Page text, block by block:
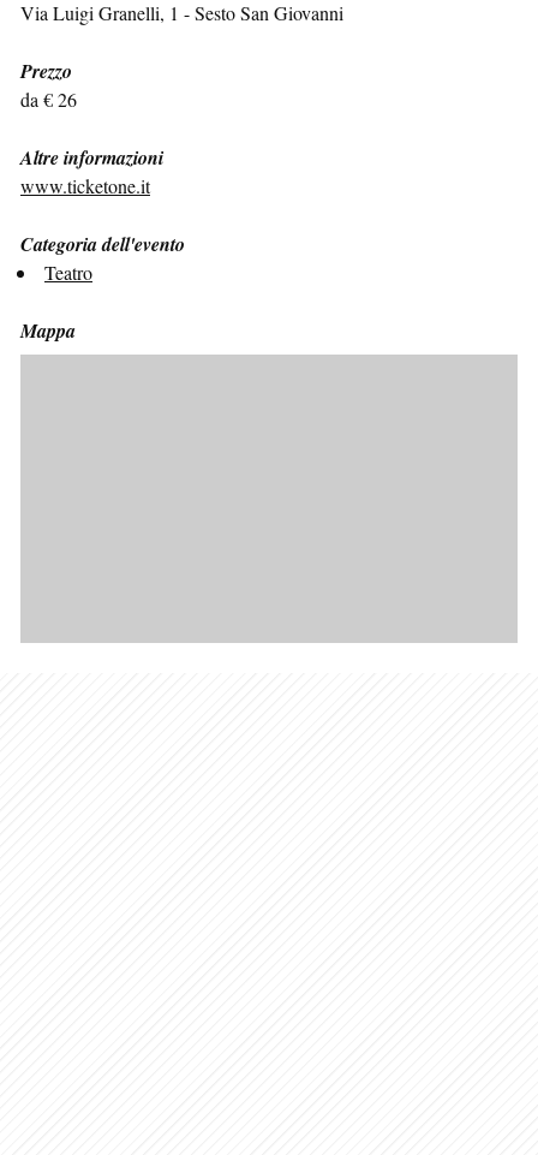
Via Luigi Granelli, 1 - Sesto San Giovanni
Prezzo
da € 26
Altre informazioni
www.ticketone.it
Categoria dell'evento
Teatro
Mappa